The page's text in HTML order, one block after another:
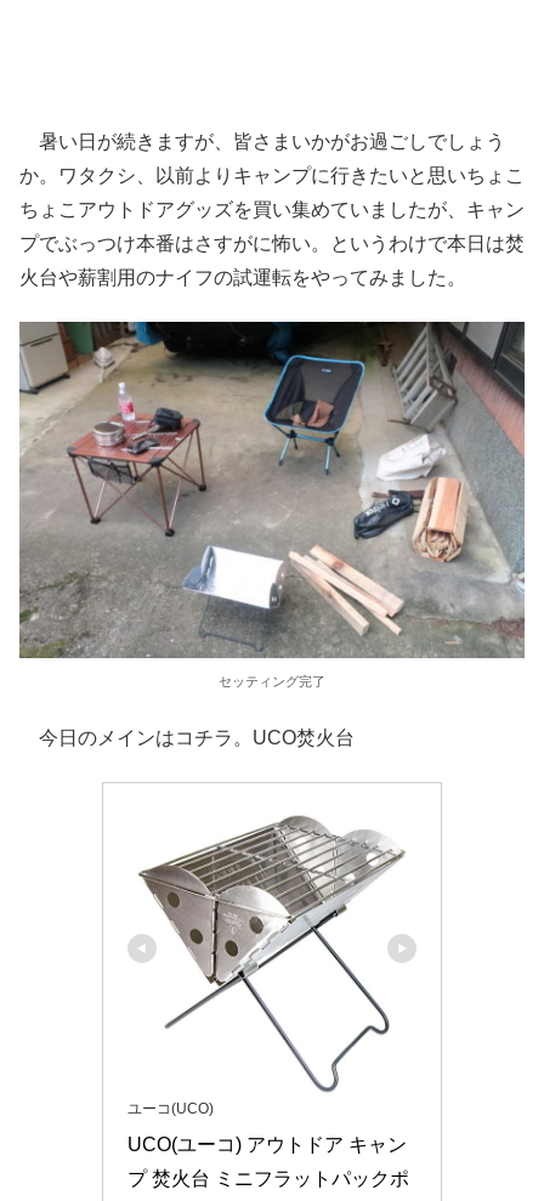
暑い日が続きますが、皆さまいかがお過ごしでしょう
か。ワタクシ、以前よりキャンプに行きたいと思いちょこ
ちょこアウトドアグッズを買い集めていましたが、キャン
プでぶっつけ本番はさすがに怖い。というわけで本日は焚
火台や薪割用のナイフの試運転をやってみました。
セッティング完了
今日のメインはコチラ。UCO焚火台
ユーコ(UCO)
UCO(ユーコ) アウトドア キャン
プ 焚火台 ミニフラットパックポ